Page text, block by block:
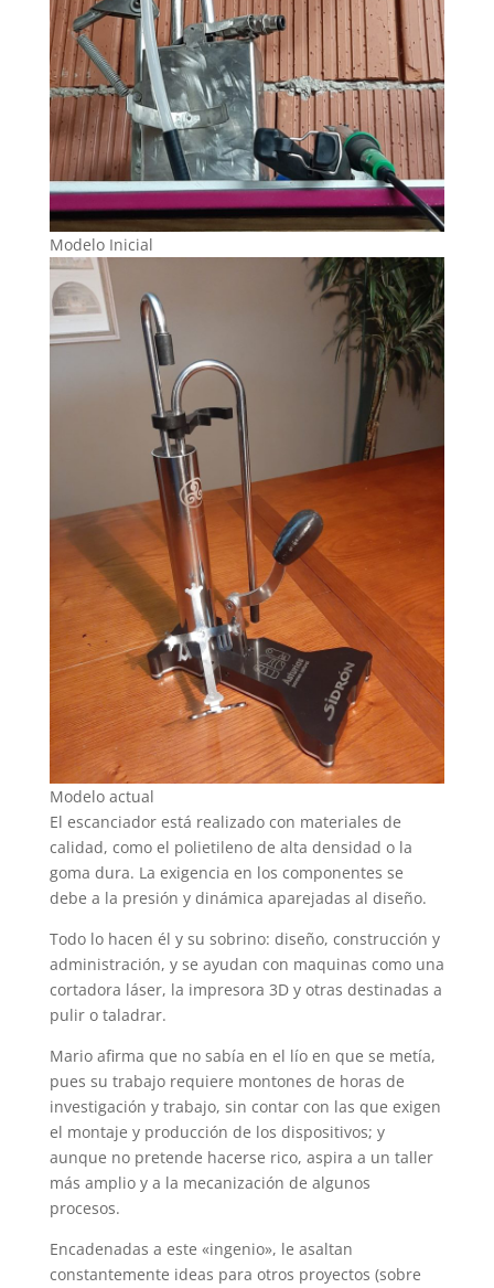
Modelo Inicial
Modelo actual
El escanciador está realizado con materiales de
calidad, como el polietileno de alta densidad o la
goma dura. La exigencia en los componentes se
debe a la presión y dinámica aparejadas al diseño.
Todo lo hacen él y su sobrino: diseño, construcción y
administración, y se ayudan con maquinas como una
cortadora láser, la impresora 3D y otras destinadas a
pulir o taladrar.
Mario afirma que no sabía en el lío en que se metía,
pues su trabajo requiere montones de horas de
investigación y trabajo, sin contar con las que exigen
el montaje y producción de los dispositivos; y
aunque no pretende hacerse rico, aspira a un taller
más amplio y a la mecanización de algunos
procesos.
Encadenadas a este «ingenio», le asaltan
constantemente ideas para otros proyectos (sobre